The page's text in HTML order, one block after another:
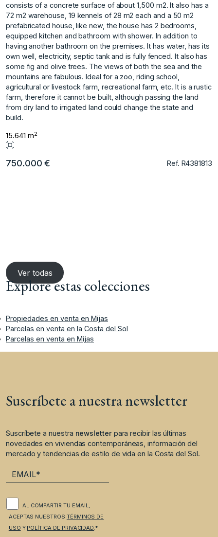
consists of a concrete surface of about 1,500 m2. It also has a
72 m2 warehouse, 19 kennels of 28 m2 each and a 50 m2
prefabricated house, like new, the house has 2 bedrooms,
equipped kitchen and bathroom with shower. In addition to
having another bathroom on the premises. It has water, has its
own well, electricity, septic tank and is fully fenced. It also has
some fig and olive trees. The views of both the sea and the
mountains are fabulous. Ideal for a zoo, riding school,
agricultural or livestock ‌farm, ‌recreational ‌farm, ‌etc. It ‌is a rustic
‌farm, ‌therefore it cannot ‌be ‌built, ‌although ‌passing ‌the ‌land
from ‌dry land ‌to irrigated land ‌could ‌change ‌the ‌state ‌and
‌build.
15.641 m2
750.000 € Ref. R4381813
Ver todas
Explore estas colecciones
Propiedades en venta en Mijas
Parcelas en venta en la Costa del Sol
Parcelas en venta en Mijas
Suscríbete a nuestra newsletter
Suscríbete a nuestra newsletterpara recibir las últimas
novedades en viviendas contemporáneas, información del
mercado y tendencias de estilo de vida en la Costa del Sol.
AL COMPARTIR TU EMAIL,
ACEPTAS NUESTROS TÉRMINOS DE
USO Y POLÍTICA DE PRIVACIDAD.*